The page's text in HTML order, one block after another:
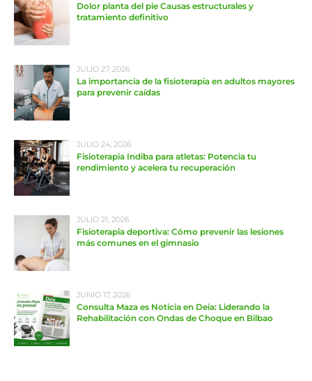
Dolor planta del pie Causas estructurales y
tratamiento definitivo
JULIO 27, 2026
La importancia de la fisioterapia en adultos mayores
para prevenir caídas
JULIO 24, 2026
Fisioterapia Indiba para atletas: Potencia tu
rendimiento y acelera tu recuperación
JULIO 21, 2026
Fisioterapia deportiva: Cómo prevenir las lesiones
más comunes en el gimnasio
JUNIO 17, 2026
Consulta Maza es Noticia en Deia: Liderando la
Rehabilitación con Ondas de Choque en Bilbao